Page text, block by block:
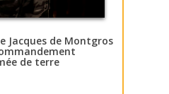
Jacques de Montgros
de terre